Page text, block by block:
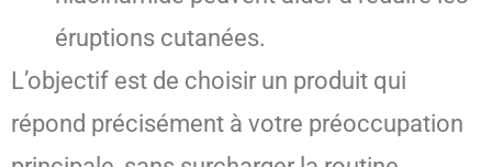
éruptions cutanées.
L’objectif est de choisir un produit qui
répond précisément à votre préoccupation